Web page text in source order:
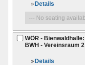
Details
WÖR - Bienwaldhalle:
BWH - Vereinsraum 2
Details